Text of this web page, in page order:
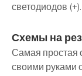
светодиодов (+).
Схемы на
Самая простая
своими руками